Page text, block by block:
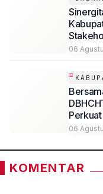
Kena
06
Rokok
06
KOMENTAR